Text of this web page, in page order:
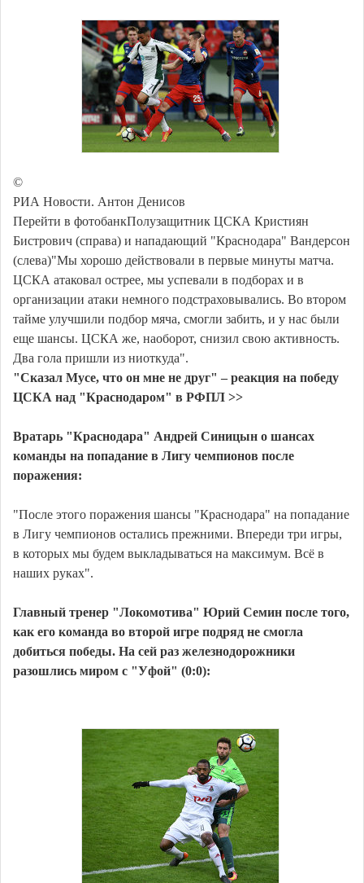
©
РИА Новости. Антон Денисов
Перейти в фотобанкПолузащитник ЦСКА Кристиян
Бистрович (справа) и нападающий "Краснодара" Вандерсон
(слева)"Мы хорошо действовали в первые минуты матча.
ЦСКА атаковал острее, мы успевали в подборах и в
организации атаки немного подстраховывались. Во втором
тайме улучшили подбор мяча, смогли забить, и у нас были
еще шансы. ЦСКА же, наоборот, снизил свою активность.
Два гола пришли из ниоткуда".
"Сказал Мусе, что он мне не друг" – реакция на победу
ЦСКА над "Краснодаром" в РФПЛ >>
Вратарь "Краснодара" Андрей Синицын о шансах
команды на попадание в Лигу чемпионов после
поражения:
"После этого поражения шансы "Краснодара" на попадание
в Лигу чемпионов остались прежними. Впереди три игры,
в которых мы будем выкладываться на максимум. Всё в
наших руках".
Главный тренер "Локомотива" Юрий Семин после того,
как его команда во второй игре подряд не смогла
добиться победы. На сей раз железнодорожники
разошлись миром с "Уфой" (0:0):